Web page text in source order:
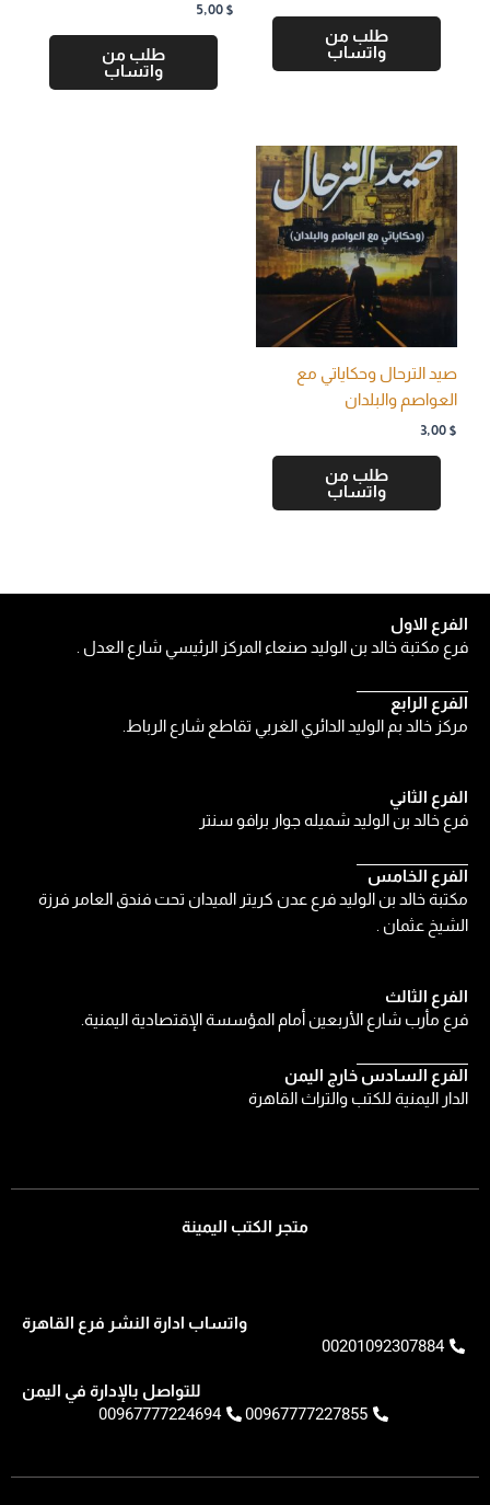
طلب من
واتساب
5,00 $
طلب من
واتساب
صيد الترحال وحكاياتي مع
العواصم والبلدان
3,00 $
طلب من
واتساب
الفرع الثالث
فرع مأرب شارع الأربعين أمام المؤسسة الإقتصادية اليمنية.
الفرع السادس خارج اليمن
الدار اليمنية للكتب والتراث القاهرة
الفرع الثاني
فرع خالد بن الوليد شميله جوار برافو سنتر
الفرع الخامس
مكتبة خالد بن الوليد فرع عدن كريتر الميدان تحت فندق العامر فرزة
الشيخ عثمان .
الفرع الاول
فرع مكتبة خالد بن الوليد صنعاء المركز الرئيسي شارع العدل .
الفرع الرابع
مركز خالد بم الوليد الدائري الغربي تقاطع شارع الرباط.
متجر الكتب اليمينة
واتساب ادارة النشر فرع القاهرة
00201092307884
للتواصل بالإدارة في اليمن
00967777227855
00967777224694